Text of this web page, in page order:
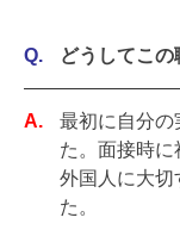
どうしてこの
最初に自分の
た。面接時
外国人に大切
た。